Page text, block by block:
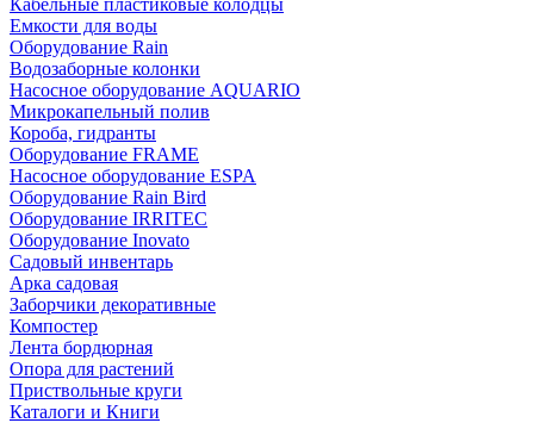
Кабельные пластиковые колодцы
Емкости для воды
Оборудование Rain
Водозаборные колонки
Насосное оборудование AQUARIO
Микрокапельный полив
Короба, гидранты
Оборудование FRAME
Насосное оборудование ESPA
Оборудование Rain Bird
Оборудование IRRITEC
Оборудование Inovato
Садовый инвентарь
Арка садовая
Заборчики декоративные
Компостер
Лента бордюрная
Опора для растений
Приствольные круги
Каталоги и Книги